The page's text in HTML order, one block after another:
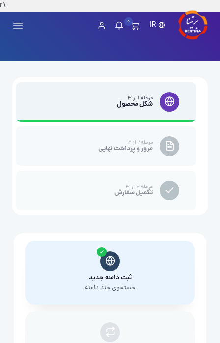
\r
IR
0
مرحله ۱ از ۳
شکل محصول
مرحله ۲ از ۳
مرور و پرداخت نهایی
مرحله ۳ از ۳
تکمیل سفارش
ثبت دامنه جدید
جستجوی چند دامنه